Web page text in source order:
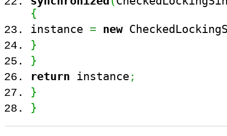
{
instance = new
}
}
return instance ;
}
}